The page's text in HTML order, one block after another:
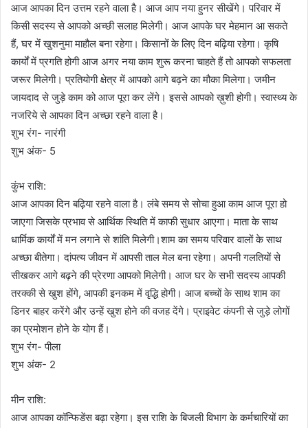
आज आपका दिन उत्तम रहने वाला है। आज आप नया हुनर सीखेंगे। परिवार में
किसी सदस्य से आपको अच्छी सलाह मिलेगी। आज आपके घर मेहमान आ सकते
हैं, घर में खुशनुमा माहौल बना रहेगा। किसानों के लिए दिन बढ़िया रहेगा। कृषि
कार्यों में प्रगति होगी आज अगर नया काम शुरू करना चाहते हैं तो आपको सफलता
जरूर मिलेगी। प्रतियोगी क्षेत्र में आपको आगे बढ़ने का मौका मिलेगा। जमीन
जायदाद से जुड़े काम को आज पूरा कर लेंगे। इससे आपको ख़ुशी होगी। स्वास्थ्य के
नजरिये से आपका दिन अच्छा रहने वाला है।
शुभ रंग- नारंगी
शुभ अंक- 5
कुंभ राशि:
आज आपका दिन बढ़िया रहने वाला है। लंबे समय से सोचा हुआ काम आज पूरा हो
जाएगा जिसके प्रभाव से आर्थिक स्थिति में काफी सुधार आएगा। माता के साथ
धार्मिक कार्यों में मन लगाने से शांति मिलेगी।शाम का समय परिवार वालों के साथ
अच्छा बीतेगा। दांपत्य जीवन में आपसी ताल मेल बना रहेगा। अपनी गलतियों से
सीखकर आगे बढ़ने की प्रेरणा आपको मिलेगी। आज घर के सभी सदस्य आपकी
तरक्की से खुश होंगे, आपकी इनकम में वृद्धि होगी। आज बच्चों के साथ शाम का
डिनर बाहर करेंगे और उन्हें खुश होने की वजह देंगे। प्राइवेट कंपनी से जुड़े लोगों
का प्रमोशन होने के योग हैं।
शुभ रंग- पीला
शुभ अंक- 2
मीन राशि:
आज आपका कॉन्फिडेंस बढ़ा रहेगा। इस राशि के बिजली विभाग के कर्मचारियों का